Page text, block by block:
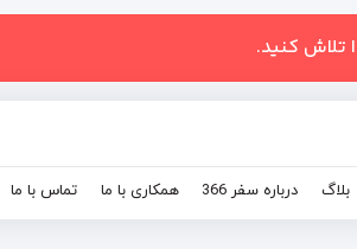
تلاش کنید.
بلاگ درباره سفر 366 همکاری با ما تماس با ما